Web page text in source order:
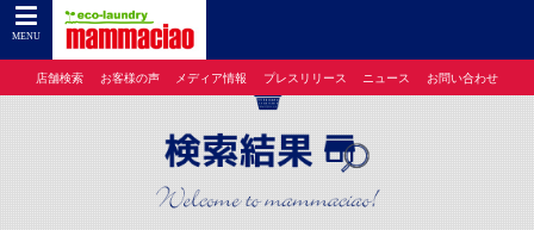
MENU
店舗検索 お客様の声 メディア情報 プレスリリース ニュース お問い合わせ
コインランドリーのマンマチャオTOP